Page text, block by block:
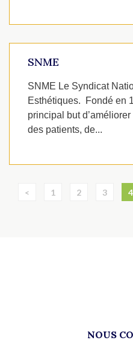
SNME
SNME Le Syndicat
Esthétiques. Fondé en
principal but
des patients, de...
< 1 2 3 4
NOUS